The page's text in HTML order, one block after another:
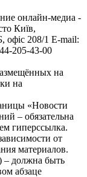
онлайн-медиа -
Київ,
208/1 E-mail:
205-43-00
на
на
«Новости
– обязательна
гиперссылка.
от
материалов.
– должна быть
абзаце